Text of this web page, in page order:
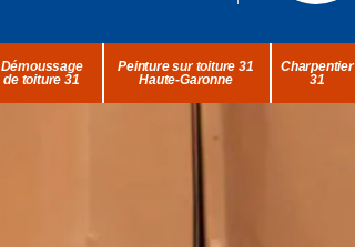
Démoussage
de toiture 31
Peinture sur toiture 31
Haute-Garonne
Charpentier
31